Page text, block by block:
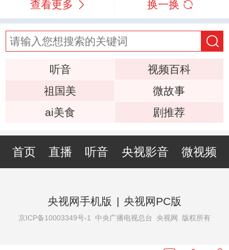
查看更多 换一换
听音
视频百科
祖国美
微故事
ai美食
剧推荐
首页 直播 听音 央视影音 微视频
央视网手机版 | 央视网PC版
京ICP备10003349号-1 中央广播电视总台 央视网 版权所有